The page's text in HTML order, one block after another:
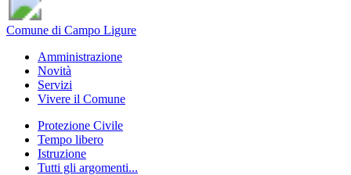
Comune di Campo Ligure
Amministrazione
Novità
Servizi
Vivere il Comune
Protezione Civile
Tempo libero
Istruzione
Tutti gli argomenti...